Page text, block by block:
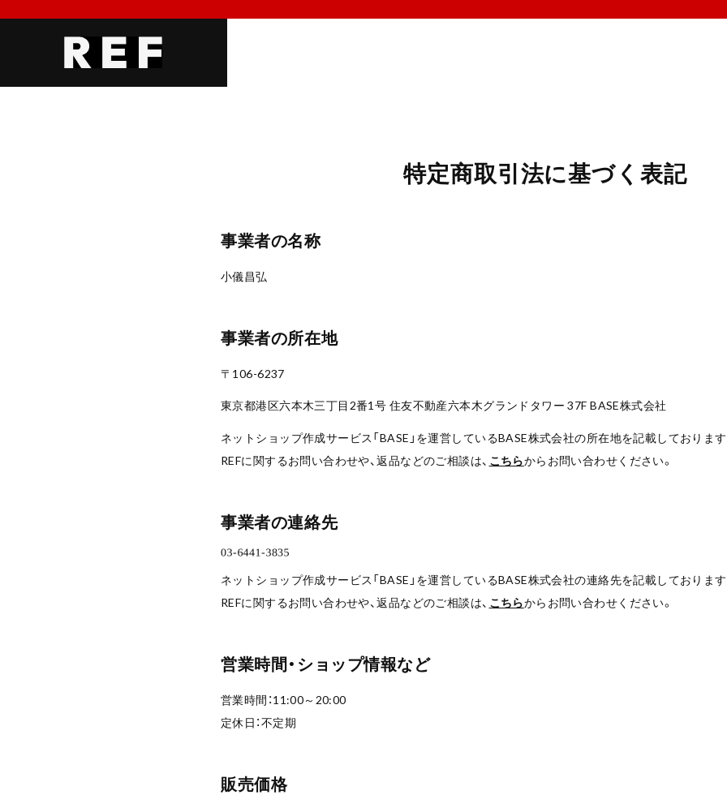
特定商取引法に基づく表記
事業者の名称
小儀昌弘
事業者の所在地
〒106-6237
東京都港区六本木三丁目2番1号 住友不動産六本木グランドタワー 37F BASE株式会社
ネットショップ作成サービス「BASE」を運営しているBASE株式会社の所在地を記載しております
REFに関するお問い合わせや、返品などのご相談は、 こちらからお問い合わせください。
事業者の連絡先
ネットショップ作成サービス「BASE」を運営しているBASE株式会社の連絡先を記載しております
REFに関するお問い合わせや、返品などのご相談は、 こちらからお問い合わせください。
営業時間・ショップ情報など
営業時間：11:00～20:00
定休日：不定期
販売価格